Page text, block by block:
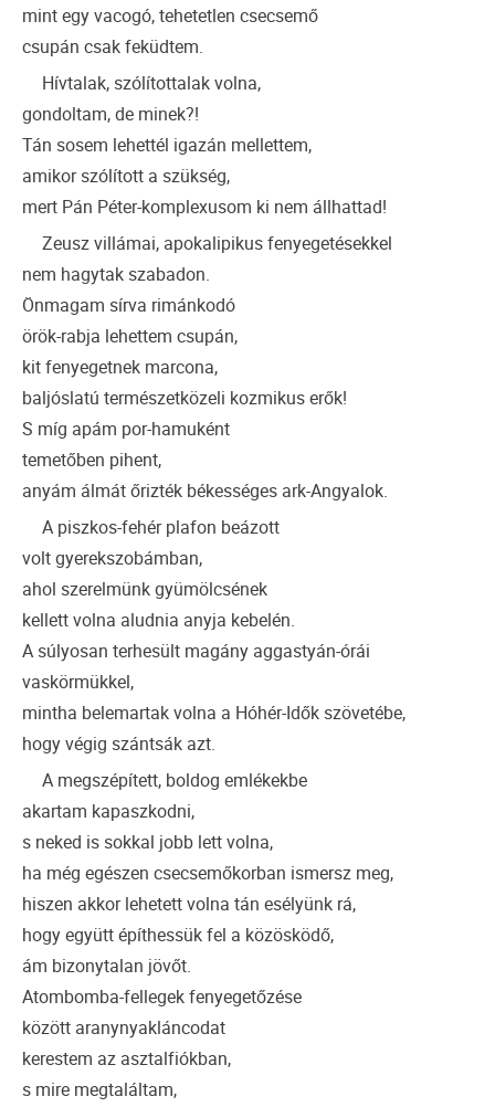
mint egy vacogó, tehetetlen csecsemő
csupán csak feküdtem.
Hívtalak, szólítottalak volna,
gondoltam, de minek?!
Tán sosem lehettél igazán mellettem,
amikor szólított a szükség,
mert Pán Péter-komplexusom ki nem állhattad!
Zeusz villámai, apokalipikus fenyegetésekkel
nem hagytak szabadon.
Önmagam sírva rimánkodó
örök-rabja lehettem csupán,
kit fenyegetnek marcona,
baljóslatú természetközeli kozmikus erők!
S míg apám por-hamuként
temetőben pihent,
anyám álmát őrizték békességes ark-Angyalok.
A piszkos-fehér plafon beázott
volt gyerekszobámban,
ahol szerelmünk gyümölcsének
kellett volna aludnia anyja kebelén.
A súlyosan terhesült magány aggastyán-órái
vaskörmükkel,
mintha belemartak volna a Hóhér-Idők szövetébe,
hogy végig szántsák azt.
A megszépített, boldog emlékekbe
akartam kapaszkodni,
s neked is sokkal jobb lett volna,
ha még egészen csecsemőkorban ismersz meg,
hiszen akkor lehetett volna tán esélyünk rá,
hogy együtt építhessük fel a közösködő,
ám bizonytalan jövőt.
Atombomba-fellegek fenyegetőzése
között aranynyakláncodat
kerestem az asztalfiókban,
s mire megtaláltam,